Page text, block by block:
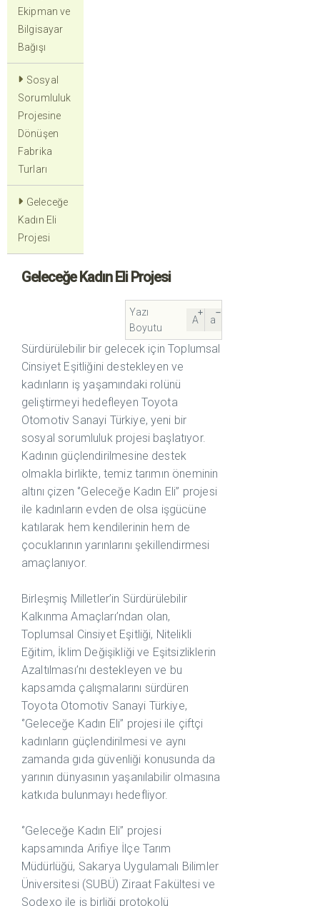
Ekipman ve
Bilgisayar
Bağışı
Sosyal
Sorumluluk
Projesine
Dönüşen
Fabrika
Turları
Geleceğe
Kadın Eli
Projesi
Geleceğe Kadın Eli Projesi
Yazı
Boyutu
A a
Sürdürülebilir bir gelecek için Toplumsal
Cinsiyet Eşitliğini destekleyen ve
kadınların iş yaşamındaki rolünü
geliştirmeyi hedefleyen Toyota
Otomotiv Sanayi Türkiye, yeni bir
sosyal sorumluluk projesi başlatıyor.
Kadının güçlendirilmesine destek
olmakla birlikte, temiz tarımın öneminin
altını çizen ‘’Geleceğe Kadın Eli’’ projesi
ile kadınların evden de olsa işgücüne
katılarak hem kendilerinin hem de
çocuklarının yarınlarını şekillendirmesi
amaçlanıyor.
Birleşmiş Milletler’in Sürdürülebilir
Kalkınma Amaçları’ndan olan,
Toplumsal Cinsiyet Eşitliği, Nitelikli
Eğitim, İklim Değişikliği ve Eşitsizliklerin
Azaltılması’nı destekleyen ve bu
kapsamda çalışmalarını sürdüren
Toyota Otomotiv Sanayi Türkiye,
‘’Geleceğe Kadın Eli’’ projesi ile çiftçi
kadınların güçlendirilmesi ve aynı
zamanda gıda güvenliği konusunda da
yarının dünyasının yaşanılabilir olmasına
katkıda bulunmayı hedefliyor.
‘’Geleceğe Kadın Eli’’ projesi
kapsamında Arifiye İlçe Tarım
Müdürlüğü, Sakarya Uygulamalı Bilimler
Üniversitesi (SUBÜ) Ziraat Fakültesi ve
Sodexo ile iş birliği protokolü